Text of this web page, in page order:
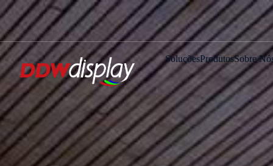
SoluçõesProdutosSobre